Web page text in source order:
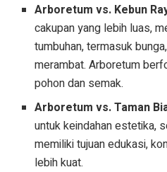
Arboretum vs. Kebun
cakupan yang lebih luas,
tumbuhan, termasuk
merambat. Arboretum
pohon dan semak.
Arboretum vs. Taman
untuk keindahan estetika,
memiliki tujuan edukasi,
lebih kuat.